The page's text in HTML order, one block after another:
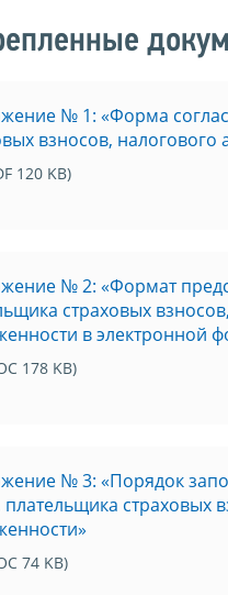
№ 1: «Форма
взносов,
120 KB)
№ 2: «Формат
страховых
в электронной
178 KB)
№ 3: «Порядок
плательщика страховых
74 KB)